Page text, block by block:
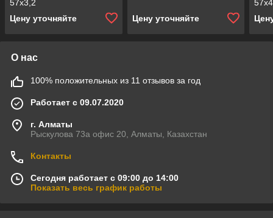
57х3,2
Цену уточняйте
Цену уточняйте
О нас
100% положительных из 11 отзывов за год
Работает с 09.07.2020
г. Алматы
Рыскулова 73а офис 20, Алматы, Казахстан
Контакты
Сегодня работает с 09:00 до 14:00
Показать весь график работы